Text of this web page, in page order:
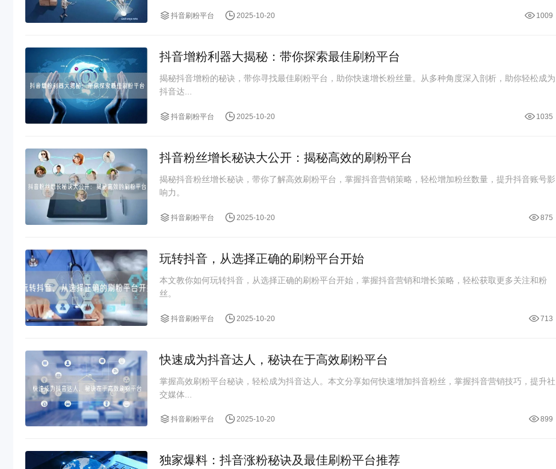
抖音刷粉平台 2025-10-20 1009
抖音增粉利器大揭秘：带你探索最佳刷粉平台
揭秘抖音增粉的秘诀，带你寻找最佳刷粉平台，助你快速增长粉丝量。从多种角度深入剖析，助你轻松成为
抖音达...
抖音刷粉平台 2025-10-20 1035
抖音粉丝增长秘诀大公开：揭秘高效的刷粉平台
揭秘抖音粉丝增长秘诀，带你了解高效刷粉平台，掌握抖音营销策略，轻松增加粉丝数量，提升抖音账号影
响力。
抖音刷粉平台 2025-10-20 875
玩转抖音，从选择正确的刷粉平台开始
本文教你如何玩转抖音，从选择正确的刷粉平台开始，掌握抖音营销和增长策略，轻松获取更多关注和粉
丝。
抖音刷粉平台 2025-10-20 713
快速成为抖音达人，秘诀在于高效刷粉平台
掌握高效刷粉平台秘诀，轻松成为抖音达人。本文分享如何快速增加抖音粉丝，掌握抖音营销技巧，提升社
交媒体...
抖音刷粉平台 2025-10-20 899
独家爆料：抖音涨粉秘诀及最佳刷粉平台推荐